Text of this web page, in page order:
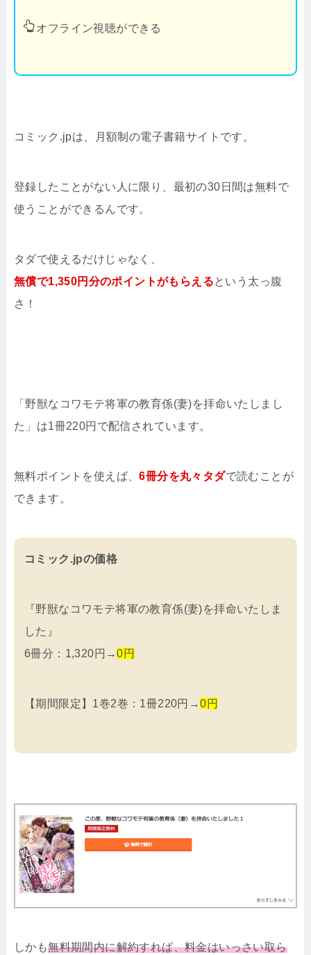
オフライン視聴ができる
コミック.jpは、月額制の電子書籍サイトです。
登録したことがない人に限り、最初の30日間は無料で
使うことができるんです。
タダで使えるだけじゃなく、
無償で1,350円分のポイントがもらえるという太っ腹
さ！
「野獣なコワモテ将軍の教育係(妻)を拝命いたしまし
た」は1冊220円で配信されています。
無料ポイントを使えば、6冊分を丸々タダで読むことが
できます。
コミック.jpの価格
『野獣なコワモテ将軍の教育係(妻)を拝命いたしま
した』
6冊分：1,320円→0円
【期間限定】1巻2巻：1冊220円→0円
しかも無料期間内に解約すれば、料金はいっさい取ら